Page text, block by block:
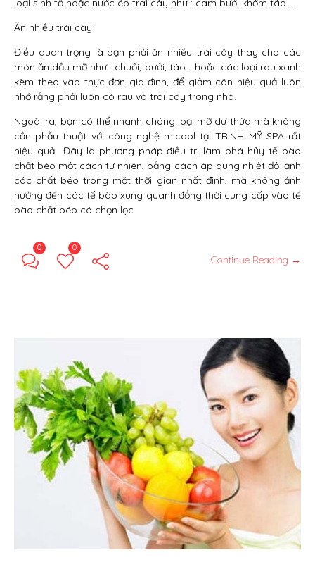
loại sinh tố hoặc nước ép trái cây như : cam bưởi khớm táo….
Ăn nhiều trái cây
Điều quan trọng là bạn phải ăn nhiều trái cây thay cho các
món ăn dầu mỡ như : chuối, bưởi, táo… hoặc các loại rau xanh
kèm theo vào thực đơn gia đình, để giảm cân hiệu quả luôn
nhớ rằng phải luôn có rau và trái cây trong nhà.
Ngoài ra, bạn có thể nhanh chóng loại mỡ dư thừa mà không
cần phẫu thuật với công nghệ micool tại TRINH MỸ SPA rất
hiệu quả Đây là phương pháp điều trị làm phá hủy tế bào
chất béo một cách tự nhiên, bằng cách áp dụng nhiệt độ lạnh
các chất béo trong một thời gian nhất định, mà không ảnh
hưởng đến các tế bào xung quanh đồng thời cung cấp vào tế
bào chất béo có chọn lọc.
0 0
Continue Reading →